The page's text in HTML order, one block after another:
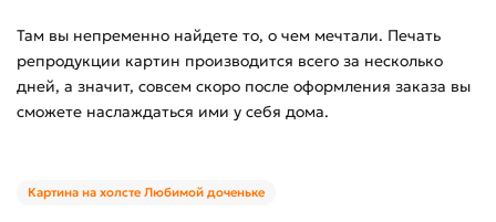
Там вы непременно найдете то, о чем мечтали. Печать
репродукции картин производится всего за несколько
дней, а значит, совсем скоро после оформления заказа вы
сможете наслаждаться ими у себя дома.
Картина на холсте Любимой доченьке